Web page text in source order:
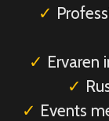
✓
✓ Ervaren
✓
✓ Events